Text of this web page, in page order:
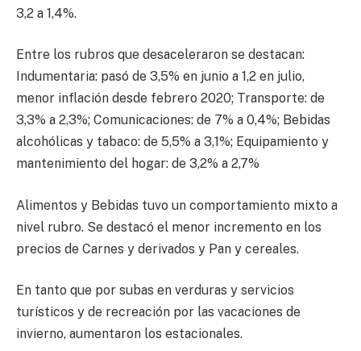
3,2 a 1,4%.
Entre los rubros que desaceleraron se destacan:
Indumentaria: pasó de 3,5% en junio a 1,2 en julio,
menor inflación desde febrero 2020; Transporte: de
3,3% a 2,3%; Comunicaciones: de 7% a 0,4%; Bebidas
alcohólicas y tabaco: de 5,5% a 3,1%; Equipamiento y
mantenimiento del hogar: de 3,2% a 2,7%
Alimentos y Bebidas tuvo un comportamiento mixto a
nivel rubro. Se destacó el menor incremento en los
precios de Carnes y derivados y Pan y cereales.
En tanto que por subas en verduras y servicios
turísticos y de recreación por las vacaciones de
invierno, aumentaron los estacionales.